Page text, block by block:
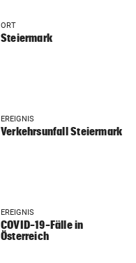
ORT
Steiermark
EREIGNIS
Verkehrsunfall Steiermark
EREIGNIS
COVID-19-Fälle in
Österreich